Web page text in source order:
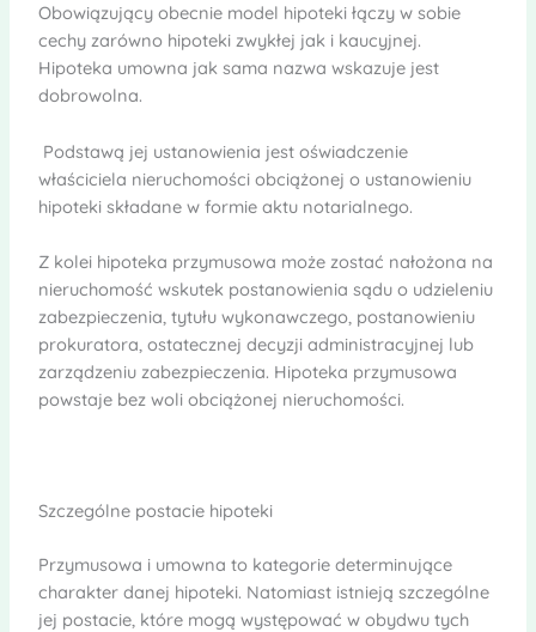
Obowiązujący obecnie model hipoteki łączy w sobie
cechy zarówno hipoteki zwykłej jak i kaucyjnej.
Hipoteka umowna jak sama nazwa wskazuje jest
dobrowolna.
Podstawą jej ustanowienia jest oświadczenie
właściciela nieruchomości obciążonej o ustanowieniu
hipoteki składane w formie aktu notarialnego.
Z kolei hipoteka przymusowa może zostać nałożona na
nieruchomość wskutek postanowienia sądu o udzieleniu
zabezpieczenia, tytułu wykonawczego, postanowieniu
prokuratora, ostatecznej decyzji administracyjnej lub
zarządzeniu zabezpieczenia. Hipoteka przymusowa
powstaje bez woli obciążonej nieruchomości.
Szczególne postacie hipoteki
Przymusowa i umowna to kategorie determinujące
charakter danej hipoteki. Natomiast istnieją szczególne
jej postacie, które mogą występować w obydwu tych